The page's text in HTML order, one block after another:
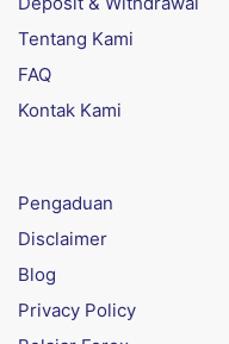
Tentang Kami
FAQ
Kontak Kami
Pengaduan
Disclaimer
Blog
Privacy Policy